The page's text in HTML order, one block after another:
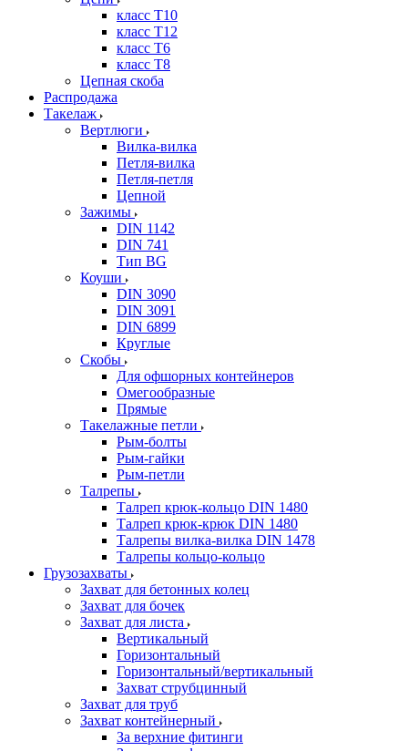
класс Т10
класс Т12
класс Т6
класс Т8
Цепная скоба
Распродажа
Такелаж
Вертлюги
Вилка-вилка
Петля-вилка
Петля-петля
Цепной
Зажимы
DIN 1142
DIN 741
Тип BG
Коуши
DIN 3090
DIN 3091
DIN 6899
Круглые
Скобы
Для офшорных контейнеров
Омегообразные
Прямые
Такелажные петли
Рым-болты
Рым-гайки
Рым-петли
Талрепы
Талреп крюк-кольцо DIN 1480
Талреп крюк-крюк DIN 1480
Талрепы вилка-вилка DIN 1478
Талрепы кольцо-кольцо
Грузозахваты
Захват для бетонных колец
Захват для бочек
Захват для листа
Вертикальный
Горизонтальный
Горизонтальный/вертикальный
Захват струбцинный
Захват для труб
Захват контейнерный
За верхние фитинги